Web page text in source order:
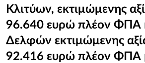
Κλιτύων, εκτιμώμενης
96.640 ευρώ πλέον ΦΠΑ
Δελφών εκτιμώμενης
92.416 ευρώ πλέον ΦΠΑ